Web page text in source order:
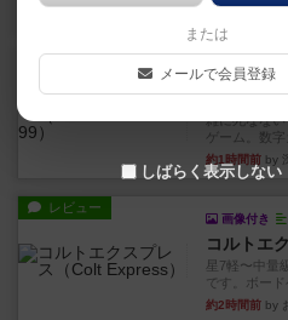
by
充実
ダブルナ
雑に死なな
ゲーム。数字
約1時間前 by
レビュー
画像付き
コルトエ
星7軽〜中量
です。ボード
約2時間前 by
または
メールで会員登録
しばらく表示しない